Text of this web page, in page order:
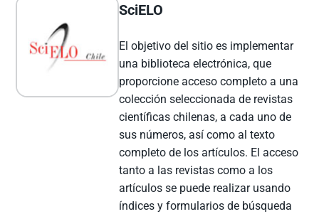
SciELO
El objetivo del sitio es implementar
una biblioteca electrónica, que
proporcione acceso completo a una
colección seleccionada de revistas
científicas chilenas, a cada uno de
sus números, así como al texto
completo de los artículos. El acceso
tanto a las revistas como a los
artículos se puede realizar usando
índices y formularios de búsqueda